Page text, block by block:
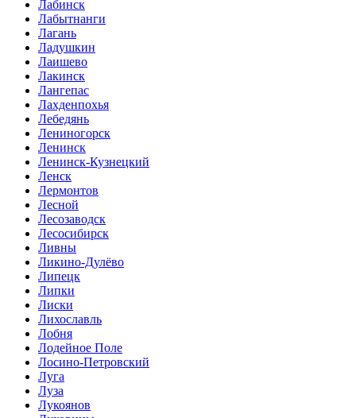
Лабинск
Лабытнанги
Лагань
Ладушкин
Лаишево
Лакинск
Лангепас
Лахденпохья
Лебедянь
Лениногорск
Ленинск
Ленинск-Кузнецкий
Ленск
Лермонтов
Лесной
Лесозаводск
Лесосибирск
Ливны
Ликино-Дулёво
Липецк
Липки
Лиски
Лихославль
Лобня
Лодейное Поле
Лосино-Петровский
Луга
Луза
Лукоянов